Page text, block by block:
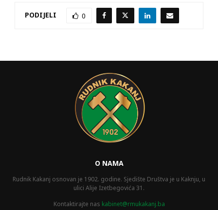
PODIJELI 0
O NAMA
Rudnik Kakanj osnovan je 1902. godine. Sjedište Društva je u Kaknju, u
ulici Alije Izetbegovića 31.
Kontaktirajte nas kabinet@rmukakanj.ba